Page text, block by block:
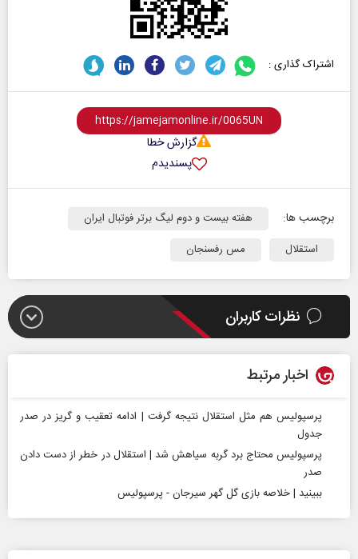
اشتراک گذاری :
گزارش خطا
پسندیدم
برچسب ها:
هفته بیست و دوم لیگ برتر فوتبال ایران
استقلال
مس رفسنجان
نظرات کاربران
اخبار مرتبط
پرسپولیس هم مثل استقلال نتیجه گرفت | ادامه تعقیب و گریز در صدر
جدول
پرسپولیس محتاج برد گربه سیاهش شد | استقلال در خطر از دست دادن
صدر
ببینید | خلاصه بازی گل گهر سیرجان - پرسپولیس